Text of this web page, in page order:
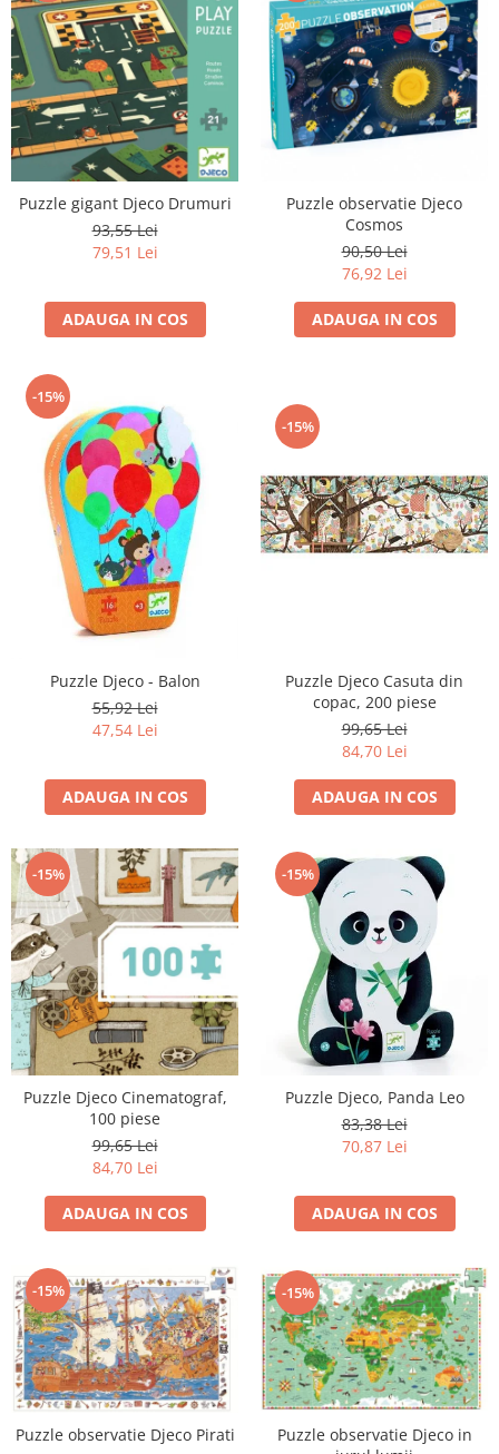
Puzzle gigant Djeco Drumuri
93,55 Lei
79,51 Lei
ADAUGA IN COS
Puzzle observatie Djeco
Cosmos
90,50 Lei
76,92 Lei
ADAUGA IN COS
-15%
Puzzle Djeco - Balon
55,92 Lei
47,54 Lei
ADAUGA IN COS
-15%
Puzzle Djeco Casuta din
copac, 200 piese
99,65 Lei
84,70 Lei
ADAUGA IN COS
-15%
Puzzle Djeco Cinematograf,
100 piese
99,65 Lei
84,70 Lei
ADAUGA IN COS
-15%
Puzzle Djeco, Panda Leo
83,38 Lei
70,87 Lei
ADAUGA IN COS
-15%
Puzzle observatie Djeco Pirati
-15%
Puzzle observatie Djeco in